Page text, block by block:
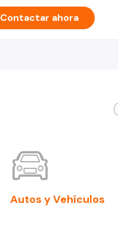
Contactar ahora
Autos y Vehículos